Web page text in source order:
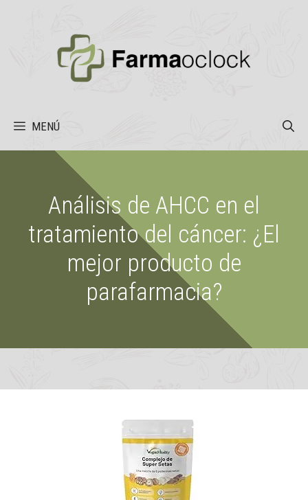
MENÚ
Análisis de AHCC en el
tratamiento del cáncer: ¿El
mejor producto de
parafarmacia?